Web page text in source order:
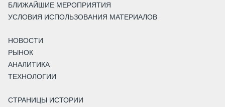
БЛИЖАЙШИЕ МЕРОПРИЯТИЯ
УСЛОВИЯ ИСПОЛЬЗОВАНИЯ МАТЕРИАЛОВ
НОВОСТИ
РЫНОК
АНАЛИТИКА
ТЕХНОЛОГИИ
СТРАНИЦЫ ИСТОРИИ